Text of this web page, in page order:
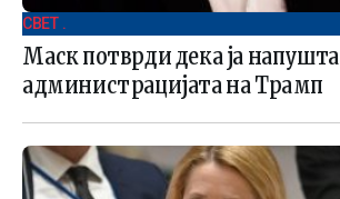
СВЕТ .
Маск потврди дека ја напушта
администрацијата на Трамп